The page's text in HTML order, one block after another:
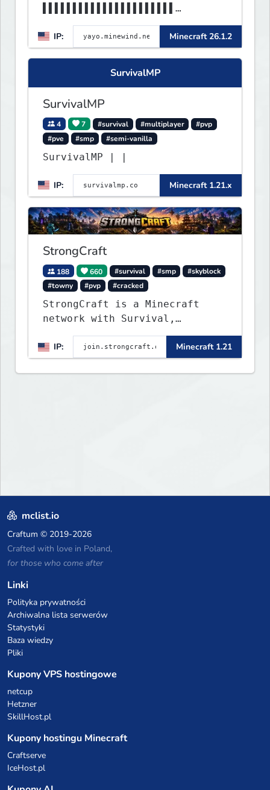
▌▌▌▌▌▌▌▌▌▌▌▌▌▌▌▌▌▌▌▌▌▌
IP: Minecraft 26.1.2
SurvivalMP
SurvivalMP
4 7 #survival #multiplayer
#pvp
#pve
#smp #semi-vanilla
SurvivalMP | |
IP: Minecraft 1.21.x
StrongCraft
188 660 #survival #smp
#skyblock
#towny
#pvp #cracked
StrongCraft is a Minecraft
network with Survival,
Creative, Skyblock, Prison,
Towny, PvP, LifeSteal, Events,
and more. Pick a server and
start playing.
IP: Minecraft 1.21
mclist.io
Craftum © 2019-2026
Crafted with love in Poland,
for those who come after
Linki
Polityka prywatności
Archiwalna lista serwerów
Statystyki
Baza wiedzy
Pliki
Kupony VPS hostingowe
netcup
Hetzner
SkillHost.pl
Kupony hostingu Minecraft
Craftserve
IceHost.pl